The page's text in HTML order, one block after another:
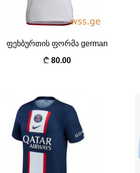
ფეხბურთის ფორმა german
80.00